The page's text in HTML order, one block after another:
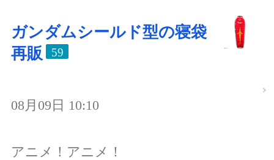
ガンダムシールド型の寝袋
再販
59
08月09日 10:10
アニメ！アニメ！